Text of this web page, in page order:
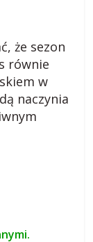
że sezon
równie
w
naczynia